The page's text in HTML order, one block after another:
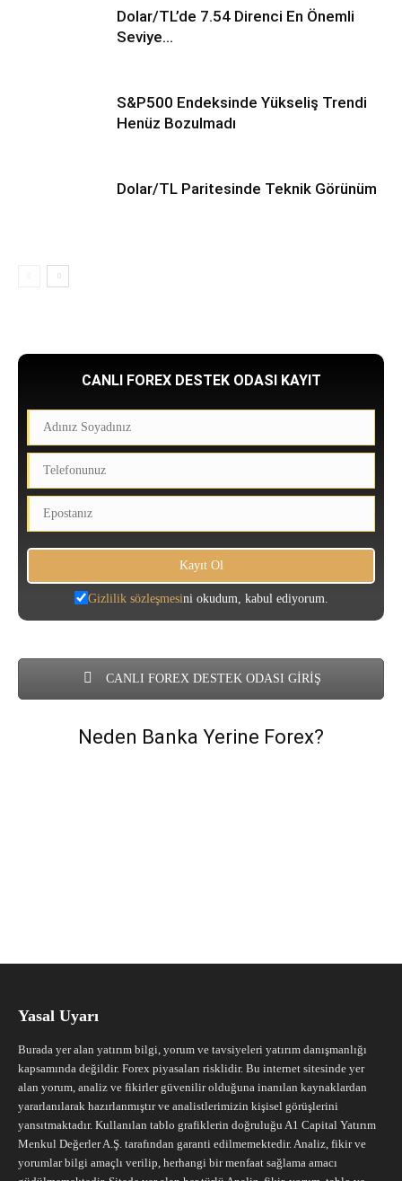
Dolar/TL’de 7.54 Direnci En Önemli
Seviye…
S&P500 Endeksinde Yükseliş Trendi
Henüz Bozulmadı
Dolar/TL Paritesinde Teknik Görünüm
CANLI FOREX DESTEK ODASI KAYIT
Gizlilik sözleşmesini okudum, kabul ediyorum.
CANLI FOREX DESTEK ODASI GİRİŞ
Neden Banka Yerine Forex?
Yasal Uyarı
Burada yer alan yatırım bilgi, yorum ve tavsiyeleri yatırım danışmanlığı
kapsamında değildir. Forex piyasaları risklidir. Bu internet sitesinde yer
alan yorum, analiz ve fikirler güvenilir olduğuna inanılan kaynaklardan
yararlanılarak hazırlanmıştır ve analistlerimizin kişisel görüşlerini
yansıtmaktadır. Kullanılan tablo grafiklerin doğruluğu A1 Capital Yatırım
Menkul Değerler A.Ş. tarafından garanti edilmemektedir. Analiz, fikir ve
yorumlar bilgi amaçlı verilip, herhangi bir menfaat sağlama amacı